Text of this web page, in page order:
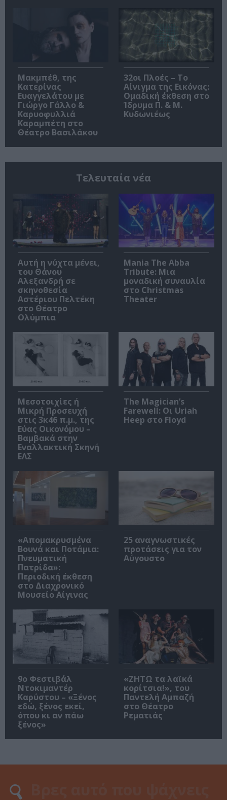
Μακμπέθ, της
Κατερίνας
Ευαγγελάτου με
Γιώργο Γάλλο &
Καρυοφυλλιά
Καραμπέτη στο
Θέατρο Βασιλάκου
32οι Πλοές – Το
Αίνιγμα της Εικόνας:
Ομαδική έκθεση στο
Ίδρυμα Π. & Μ.
Κυδωνιέως
Τελευταία νέα
Αυτή η νύχτα μένει,
του Θάνου
Αλεξανδρή σε
σκηνοθεσία
Αστέριου Πελτέκη
στο Θέατρο
Ολύμπια
Mania The Abba
Tribute: Μια
μοναδική συναυλία
στο Christmas
Theater
Μεσοτοιχίες ή
Μικρή Προσευχή
στις 3κ46 π.μ., της
Εύας Οικονόμου –
Βαμβακά στην
Εναλλακτική Σκηνή
ΕΛΣ
The Magician’s
Farewell: Οι Uriah
Heep στο Floyd
«Απομακρυσμένα
Βουνά και Ποτάμια:
Πνευματική
Πατρίδα»:
Περιοδική έκθεση
στο Διαχρονικό
Μουσείο Αίγινας
25 αναγνωστικές
προτάσεις για τον
Αύγουστο
9ο Φεστιβάλ
Ντοκιμαντέρ
Καρύστου – «Ξένος
εδώ, ξένος εκεί,
όπου κι αν πάω
ξένος»
«ΖΗΤΩ τα λαϊκά
κορίτσια!», του
Παντελή Αμπαζή
στο Θέατρο
Ρεματιάς